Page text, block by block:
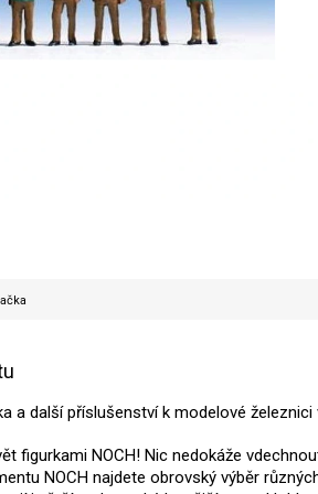
a další příslušenství k modelové železnici
figurkami NOCH! Nic nedokáže
NOCH najdete obrovský výběr